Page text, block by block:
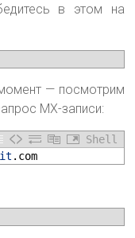
в этом на
— посмотрим
MX-записи:
Shell
.com